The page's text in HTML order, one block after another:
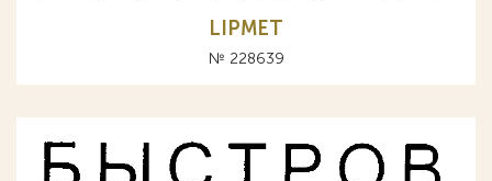
LIPMET
№ 228639